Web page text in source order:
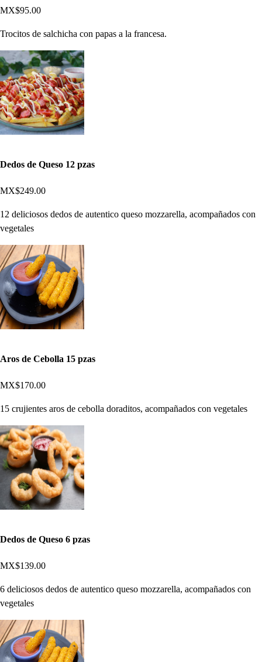
MX$95.00
Trocitos de salchicha con papas a la francesa.
Dedos de Queso 12 pzas
MX$249.00
12 deliciosos dedos de autentico queso mozzarella, acompañados con
vegetales
Aros de Cebolla 15 pzas
MX$170.00
15 crujientes aros de cebolla doraditos, acompañados con vegetales
Dedos de Queso 6 pzas
MX$139.00
6 deliciosos dedos de autentico queso mozzarella, acompañados con
vegetales